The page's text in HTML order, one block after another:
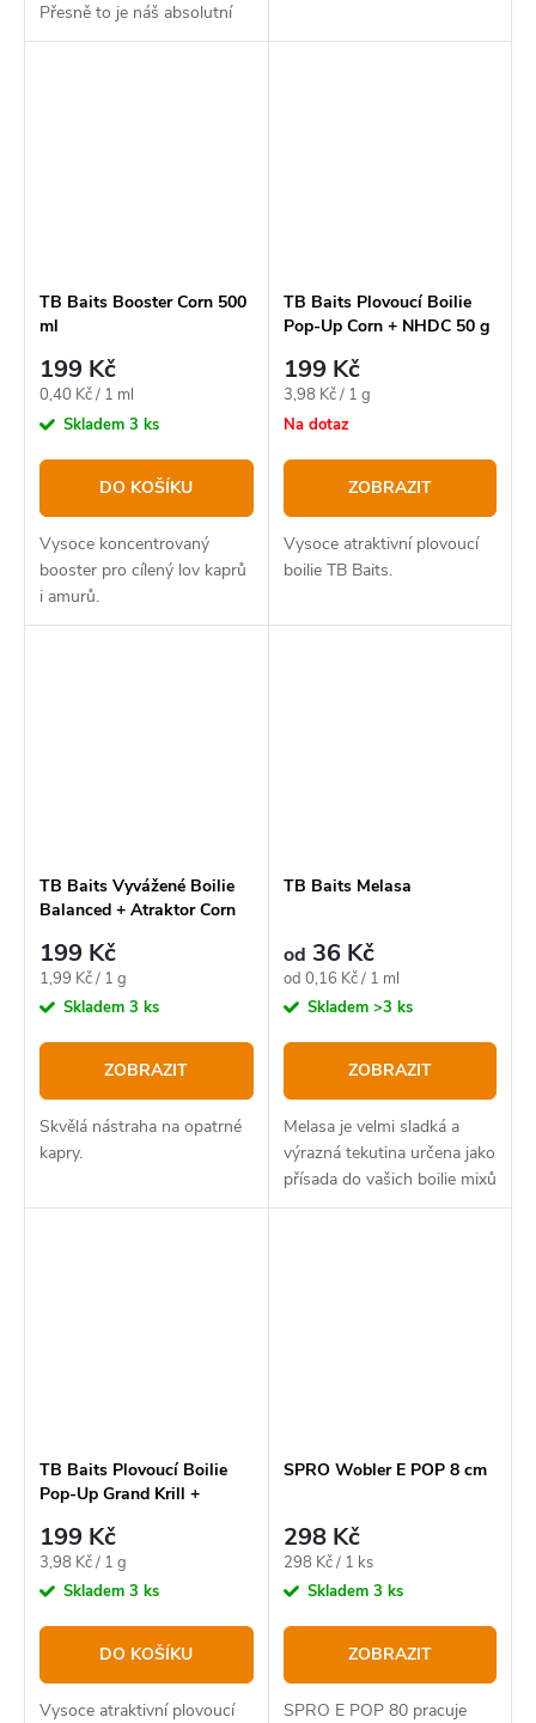
Přesně to je náš absolutní
bestseller v novém balení.
TB Baits Booster Corn 500
ml
199 Kč
Měrná
cena:
0,40 Kč / 1 ml
Skladem 3 ks
DO KOŠÍKU
Vysoce koncentrovaný
booster pro cílený lov kaprů
i amurů.
TB Baits Plovoucí Boilie
Pop-Up Corn + NHDC 50 g
199 Kč
Měrná
cena:
3,98 Kč / 1 g
Na dotaz
ZOBRAZIT
Vysoce atraktivní plovoucí
boilie TB Baits.
TB Baits Vyvážené Boilie
Balanced + Atraktor Corn
199 Kč
Měrná
cena:
1,99 Kč / 1 g
Skladem 3 ks
ZOBRAZIT
Skvělá nástraha na opatrné
kapry.
TB Baits Melasa
od 36 Kč
Měrná
cena:
od 0,16 Kč / 1 ml
Skladem >3 ks
ZOBRAZIT
Melasa je velmi sladká a
výrazná tekutina určena jako
přísada do vašich boilie mixů
nebo s ní lze i boosterovat
TB Baits Plovoucí Boilie
Pop-Up Grand Krill +
199 Kč
Měrná
cena:
3,98 Kč / 1 g
Skladem 3 ks
DO KOŠÍKU
Vysoce atraktivní plovoucí
SPRO Wobler E POP 8 cm
298 Kč
Měrná
cena:
298 Kč / 1 ks
Skladem 3 ks
ZOBRAZIT
SPRO E POP 80 pracuje